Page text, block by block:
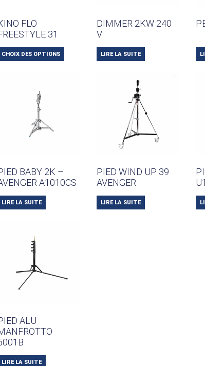
FLO
31
CHOIX DES OPTIONS
DIMMER 2KW 240
V
LIRE LA SUITE
BABY 2K –
A1010CS
LIRE LA SUITE
PIED WIND UP 39
AVENGER
LIRE LA SUITE
ALU
LIRE LA SUITE